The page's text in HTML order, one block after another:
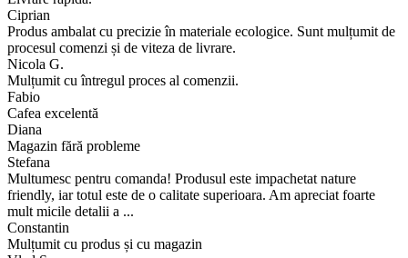
Ciprian
Produs ambalat cu precizie în materiale ecologice. Sunt mulțumit de
procesul comenzi și de viteza de livrare.
Nicola G.
Mulțumit cu întregul proces al comenzii.
Fabio
Cafea excelentă
Diana
Magazin fără probleme
Stefana
Multumesc pentru comanda! Produsul este impachetat nature
friendly, iar totul este de o calitate superioara. Am apreciat foarte
mult micile detalii a ...
Constantin
Mulțumit cu produs și cu magazin